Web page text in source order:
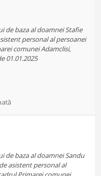
de baza al doamnei Stafie
personal al persoanei
comunei Adamclisi,
01.01.2025
de baza al doamnei Sandu
asistent personal al